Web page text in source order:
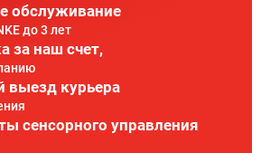
обслуживание
до 3 лет
за наш счет,
выезд курьера
сенсорного управления